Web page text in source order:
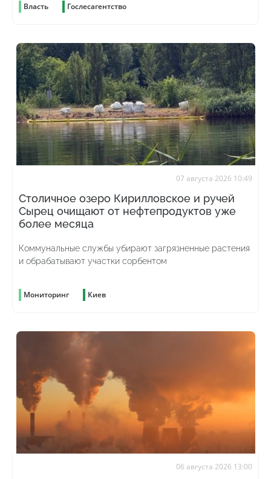
Власть Гослесагентство
07 августа 2026 10:49
Столичное озеро Кирилловское и ручей
Сырец очищают от нефтепродуктов уже
более месяца
Коммунальные службы убирают загрязненные растения
и обрабатывают участки сорбентом
Мониторинг Киев
06 августа 2026 13:00